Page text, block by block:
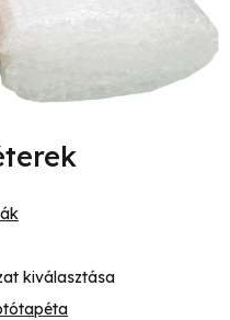
kiválasztása